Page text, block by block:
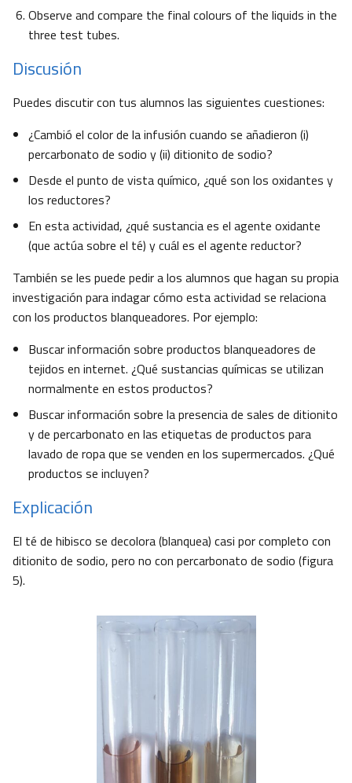
Observe and compare the final colours of the liquids in the
three test tubes.
Discusión
Puedes discutir con tus alumnos las siguientes cuestiones:
¿Cambió el color de la infusión cuando se añadieron (i)
percarbonato de sodio y (ii) ditionito de sodio?
Desde el punto de vista químico, ¿qué son los oxidantes y
los reductores?
En esta actividad, ¿qué sustancia es el agente oxidante
(que actúa sobre el té) y cuál es el agente reductor?
También se les puede pedir a los alumnos que hagan su propia
investigación para indagar cómo esta actividad se relaciona
con los productos blanqueadores. Por ejemplo:
Buscar información sobre productos blanqueadores de
tejidos en internet. ¿Qué sustancias químicas se utilizan
normalmente en estos productos?
Buscar información sobre la presencia de sales de ditionito
y de percarbonato en las etiquetas de productos para
lavado de ropa que se venden en los supermercados. ¿Qué
productos se incluyen?
Explicación
El té de hibisco se decolora (blanquea) casi por completo con
ditionito de sodio, pero no con percarbonato de sodio (figura
5).